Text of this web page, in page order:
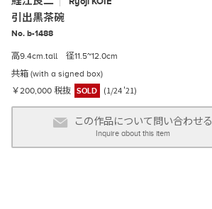
引出黒茶碗
No. b-1488
高9.4cm.tall 径11.5~12.0cm
共箱 (with a signed box)
￥200,000 税抜
SOLD (1/24 '21)
この作品について問い合わせる
Inquire about this item